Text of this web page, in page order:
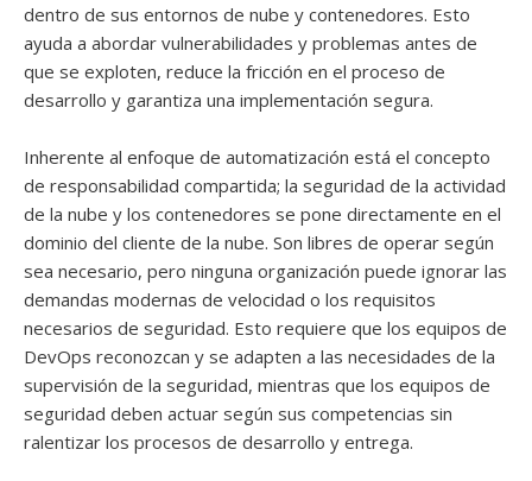
dentro de sus entornos de nube y contenedores. Esto
ayuda a abordar vulnerabilidades y problemas antes de
que se exploten, reduce la fricción en el proceso de
desarrollo y garantiza una implementación segura.
Inherente al enfoque de automatización está el concepto
de responsabilidad compartida; la seguridad de la actividad
de la nube y los contenedores se pone directamente en el
dominio del cliente de la nube. Son libres de operar según
sea necesario, pero ninguna organización puede ignorar las
demandas modernas de velocidad o los requisitos
necesarios de seguridad. Esto requiere que los equipos de
DevOps reconozcan y se adapten a las necesidades de la
supervisión de la seguridad, mientras que los equipos de
seguridad deben actuar según sus competencias sin
ralentizar los procesos de desarrollo y entrega.